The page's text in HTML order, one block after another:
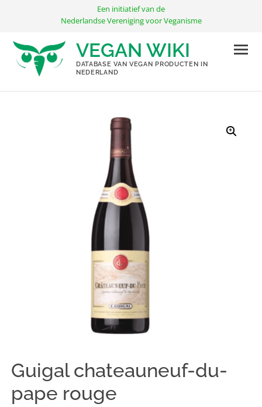
inhoud
Een initiatief van de
Nederlandse Vereniging voor Veganisme
VEGAN WIKI
DATABASE VAN VEGAN PRODUCTEN IN
NEDERLAND
Guigal chateauneuf-du-
pape rouge